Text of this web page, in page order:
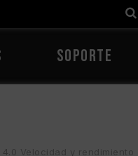
Soporte
al alcance de todos: perfecto